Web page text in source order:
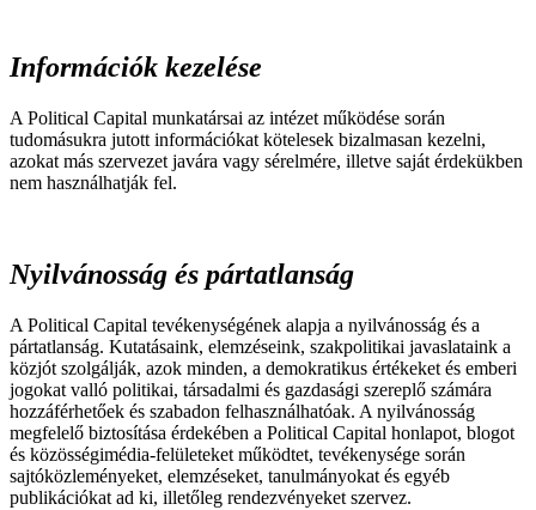
Információk kezelése
A Political Capital munkatársai az intézet működése során
tudomásukra jutott információkat kötelesek bizalmasan kezelni,
azokat más szervezet javára vagy sérelmére, illetve saját érdekükben
nem használhatják fel.
Nyilvánosság és pártatlanság
A Political Capital tevékenységének alapja a nyilvánosság és a
pártatlanság. Kutatásaink, elemzéseink, szakpolitikai javaslataink a
közjót szolgálják, azok minden, a demokratikus értékeket és emberi
jogokat valló politikai, társadalmi és gazdasági szereplő számára
hozzáférhetőek és szabadon felhasználhatóak. A nyilvánosság
megfelelő biztosítása érdekében a Political Capital honlapot, blogot
és közösségimédia-felületeket működtet, tevékenysége során
sajtóközleményeket, elemzéseket, tanulmányokat és egyéb
publikációkat ad ki, illetőleg rendezvényeket szervez.